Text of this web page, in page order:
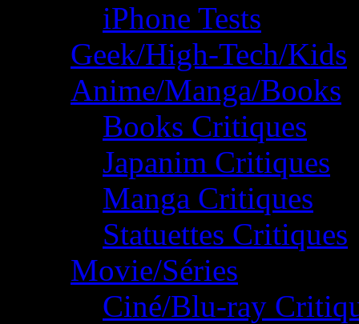
iPhone Tests
Geek/High-Tech/Kids
Anime/Manga/Books
Books Critiques
Japanim Critiques
Manga Critiques
Statuettes Critiques
Movie/Séries
Ciné/Blu-ray